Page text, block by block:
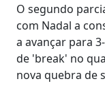
O segundo
com Nadal a
a avançar para
de 'break' no
nova quebra de